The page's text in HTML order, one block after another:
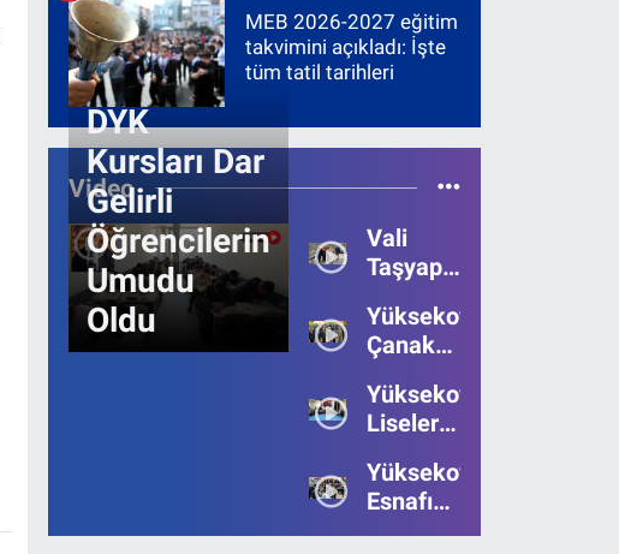
MEB 2026-2027 eğitim
takvimini açıkladı: İşte
tüm tatil tarihleri
Video
DYK
Kursları Dar
Gelirli
Öğrencilerin
Umudu
Oldu
Vali
Taşyapan,
Bölgesinde
İncelemelerde
Bulundu
Yüksekova’da
Çanakkale
111.Yılı
Kutlandı
Yüksekova’da
Liseler
Bilgi
Yarışmasının
Birincisi
Yüksekova
Esnafı
Bayrama